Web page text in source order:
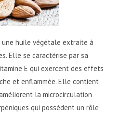
une huile végétale extraite à
Elle se caractérise par sa
E qui exercent des effets
et enflammée. Elle contient
la microcirculation
qui possèdent un rôle